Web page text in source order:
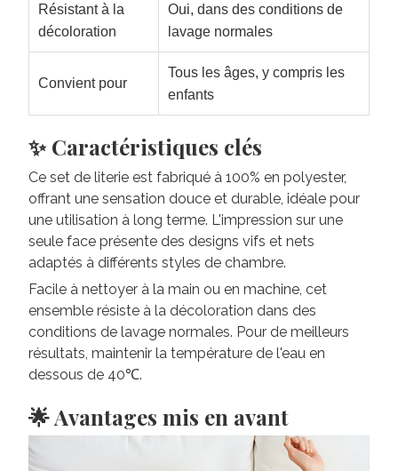
Résistant à la
décoloration
Oui, dans des conditions de
lavage normales
Convient pour
Tous les âges, y compris les
enfants
✨ Caractéristiques clés
Ce set de literie est fabriqué à 100% en polyester,
offrant une sensation douce et durable, idéale pour
une utilisation à long terme. L'impression sur une
seule face présente des designs vifs et nets
adaptés à différents styles de chambre.
Facile à nettoyer à la main ou en machine, cet
ensemble résiste à la décoloration dans des
conditions de lavage normales. Pour de meilleurs
résultats, maintenir la température de l'eau en
dessous de 40℃.
🌟 Avantages mis en avant